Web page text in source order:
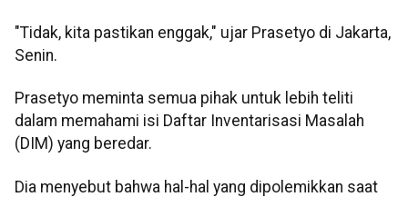
"Tidak, kita pastikan enggak," ujar Prasetyo di Jakarta,
Senin.
Prasetyo meminta semua pihak untuk lebih teliti
dalam memahami isi Daftar Inventarisasi Masalah
(DIM) yang beredar.
Dia menyebut bahwa hal-hal yang dipolemikkan saat